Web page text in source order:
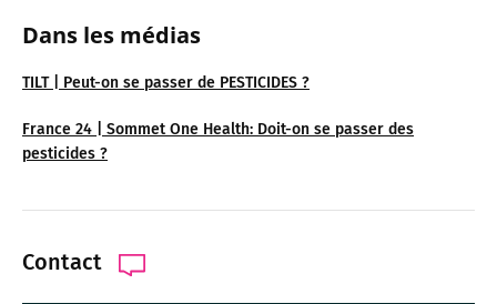
Dans les médias
TILT | Peut-on se passer de PESTICIDES ?
France 24 | Sommet One Health: Doit-on se passer des
pesticides ?
Contact